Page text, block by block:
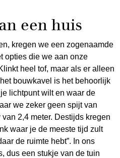
een huis
kregen we een zogenaamde
opties die we aan onze
heel tof, maar als er alleen
bouwkavel is het behoorlijk
lichtpunt wilt en waar de
we zeker geen spijt van
2,4 meter. Destijds kregen
waar je de meeste tijd zult
de ruimte hebt”. In ons
dus een stukje van de tuin